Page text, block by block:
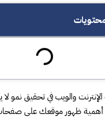
والويب في تحقيق نمو
أهمية ظهور موقعك على